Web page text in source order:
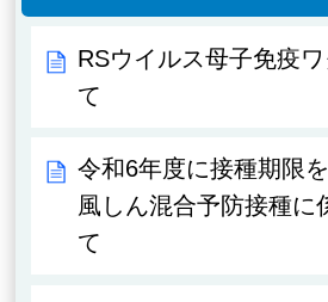
RSウイルス母子免疫
て
令和6年度に接種期限
風しん混合予防接種に
て